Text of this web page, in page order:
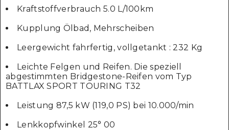
Kraftstoffverbrauch 5.0 L/100km
Kupplung Ölbad, Mehrscheiben
Leergewicht fahrfertig, vollgetankt : 232 Kg
Leichte Felgen und Reifen. Die speziell
abgestimmten Bridgestone-Reifen vom Typ
BATTLAX SPORT TOURING T32
Leistung 87,5 kW (119,0 PS) bei 10.000/min
Lenkkopfwinkel 25° 00